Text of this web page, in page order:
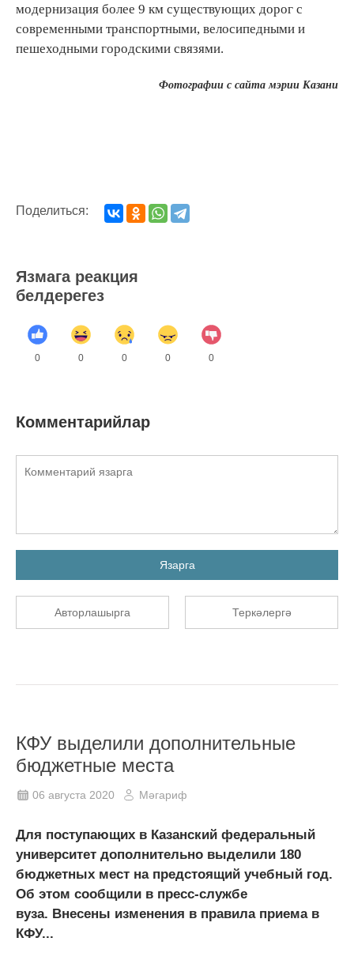
модернизация более 9 км существующих дорог с
современными транспортными, велосипедными и
пешеходными городскими связями.
Фотографии с сайта мэрии Казани
Поделиться:
Язмага реакция
белдерегез
0 0 0 0 0
Комментарийлар
Язарга
Авторлашырга Теркәлергә
КФУ выделили дополнительные
бюджетные места
06 августа 2020 Мәгариф
Для поступающих в Казанский федеральный
университет дополнительно выделили 180
бюджетных мест на предстоящий учебный год.
Об этом сообщили в пресс-службе
вуза. Внесены изменения в правила приема в
КФУ...